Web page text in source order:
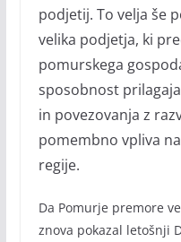
podjetij. To velja še
velika podjetja, ki
pomurskega
sposobnost
in povezovanja z
pomembno vpliva
regije.
Da Pomurje premore
znova pokazal letošnji